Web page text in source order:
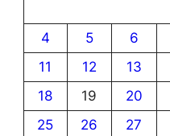
4
5 6
11
12 13
18
19 20
25
26 27